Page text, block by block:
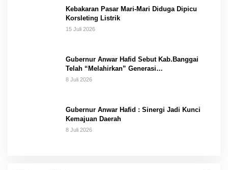
Kebakaran Pasar Mari-Mari Diduga Dipicu
Korsleting Listrik
15 Juli 2026
Gubernur Anwar Hafid Sebut Kab.Banggai
Telah “Melahirkan” Generasi…
8 Juli 2026
Gubernur Anwar Hafid : Sinergi Jadi Kunci
Kemajuan Daerah
8 Juli 2026